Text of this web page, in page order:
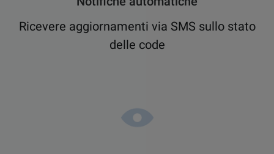
Ricevere aggiornamenti via SMS sullo stato
delle code